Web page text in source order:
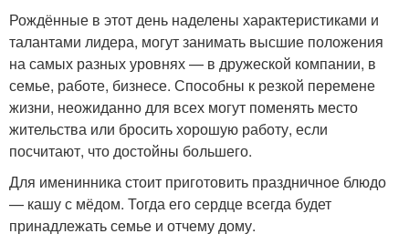
Рождённые в этот день наделены характеристиками и
талантами лидера, могут занимать высшие положения
на самых разных уровнях — в дружеской компании, в
семье, работе, бизнесе. Способны к резкой перемене
жизни, неожиданно для всех могут поменять место
жительства или бросить хорошую работу, если
посчитают, что достойны большего.
Для именинника стоит приготовить праздничное блюдо
— кашу с мёдом. Тогда его сердце всегда будет
принадлежать семье и отчему дому.